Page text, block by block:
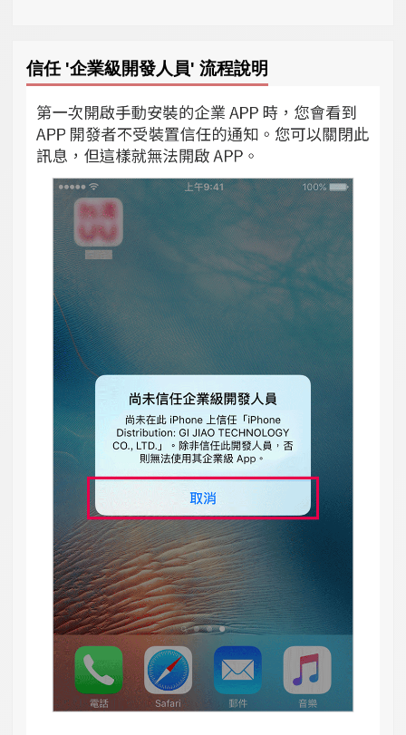
信任 '企業級開發人員' 流程說明